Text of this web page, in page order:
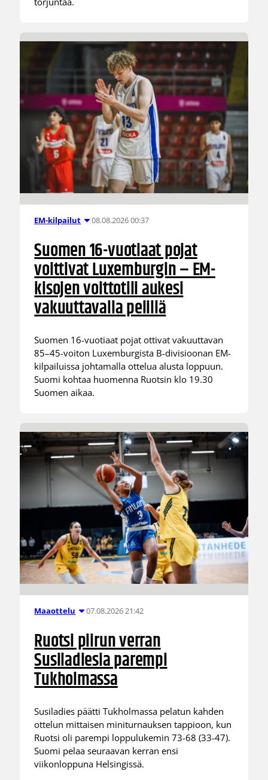
EM-kilpailut 08.08.2026 00:37
Suomen 16-vuotiaat pojat
voittivat Luxemburgin – EM-
kisojen voittotili aukesi
vakuuttavalla pelillä
Suomen 16-vuotiaat pojat ottivat vakuuttavan
85–45-voiton Luxemburgista B-divisioonan EM-
kilpailuissa johtamalla ottelua alusta loppuun.
Suomi kohtaa huomenna Ruotsin klo 19.30
Suomen aikaa.
Maaottelu 07.08.2026 21:42
Ruotsi piirun verran
Susiladiesia parempi
Tukholmassa
Susiladies päätti Tukholmassa pelatun kahden
ottelun mittaisen miniturnauksen tappioon, kun
Ruotsi oli parempi loppulukemin 73-68 (33-47).
Suomi pelaa seuraavan kerran ensi
viikonloppuna Helsingissä.